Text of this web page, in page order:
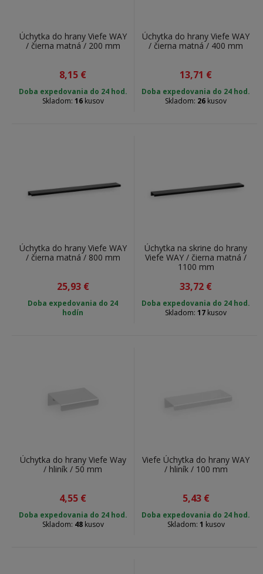
Úchytka do hrany Viefe WAY
/ čierna matná / 200 mm
8,15 €
Doba expedovania do 24 hod.
Skladom: 16kusov
Úchytka do hrany Viefe WAY
/ čierna matná / 400 mm
13,71 €
Doba expedovania do 24 hod.
Skladom: 26 kusov
Úchytka do hrany Viefe WAY
/ čierna matná / 800 mm
25,93 €
Doba expedovania do 24
hodín
Úchytka na skrine do hrany
Viefe WAY / čierna matná /
1100 mm
33,72 €
Doba expedovania do 24 hod.
Skladom: 17 kusov
Úchytka do hrany Viefe Way
/ hliník / 50 mm
4,55 €
Doba expedovania do 24 hod.
Skladom: 48kusov
Viefe Úchytka do hrany WAY
/ hliník / 100 mm
5,43 €
Doba expedovania do 24 hod.
Skladom: 1 kusov